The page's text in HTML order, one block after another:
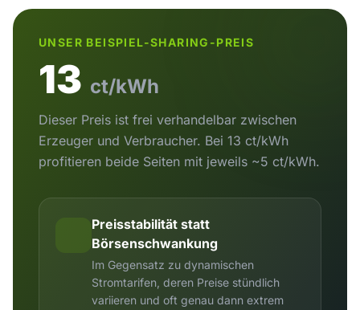
UNSER BEISPIEL-SHARING-PREIS
13 ct/kWh
Dieser Preis ist frei verhandelbar zwischen
Erzeuger und Verbraucher. Bei 13 ct/kWh
profitieren beide Seiten mit jeweils ~5 ct/kWh.
Preisstabilität statt
Börsenschwankung
Im Gegensatz zu dynamischen
Stromtarifen, deren Preise stündlich
variieren und oft genau dann extrem